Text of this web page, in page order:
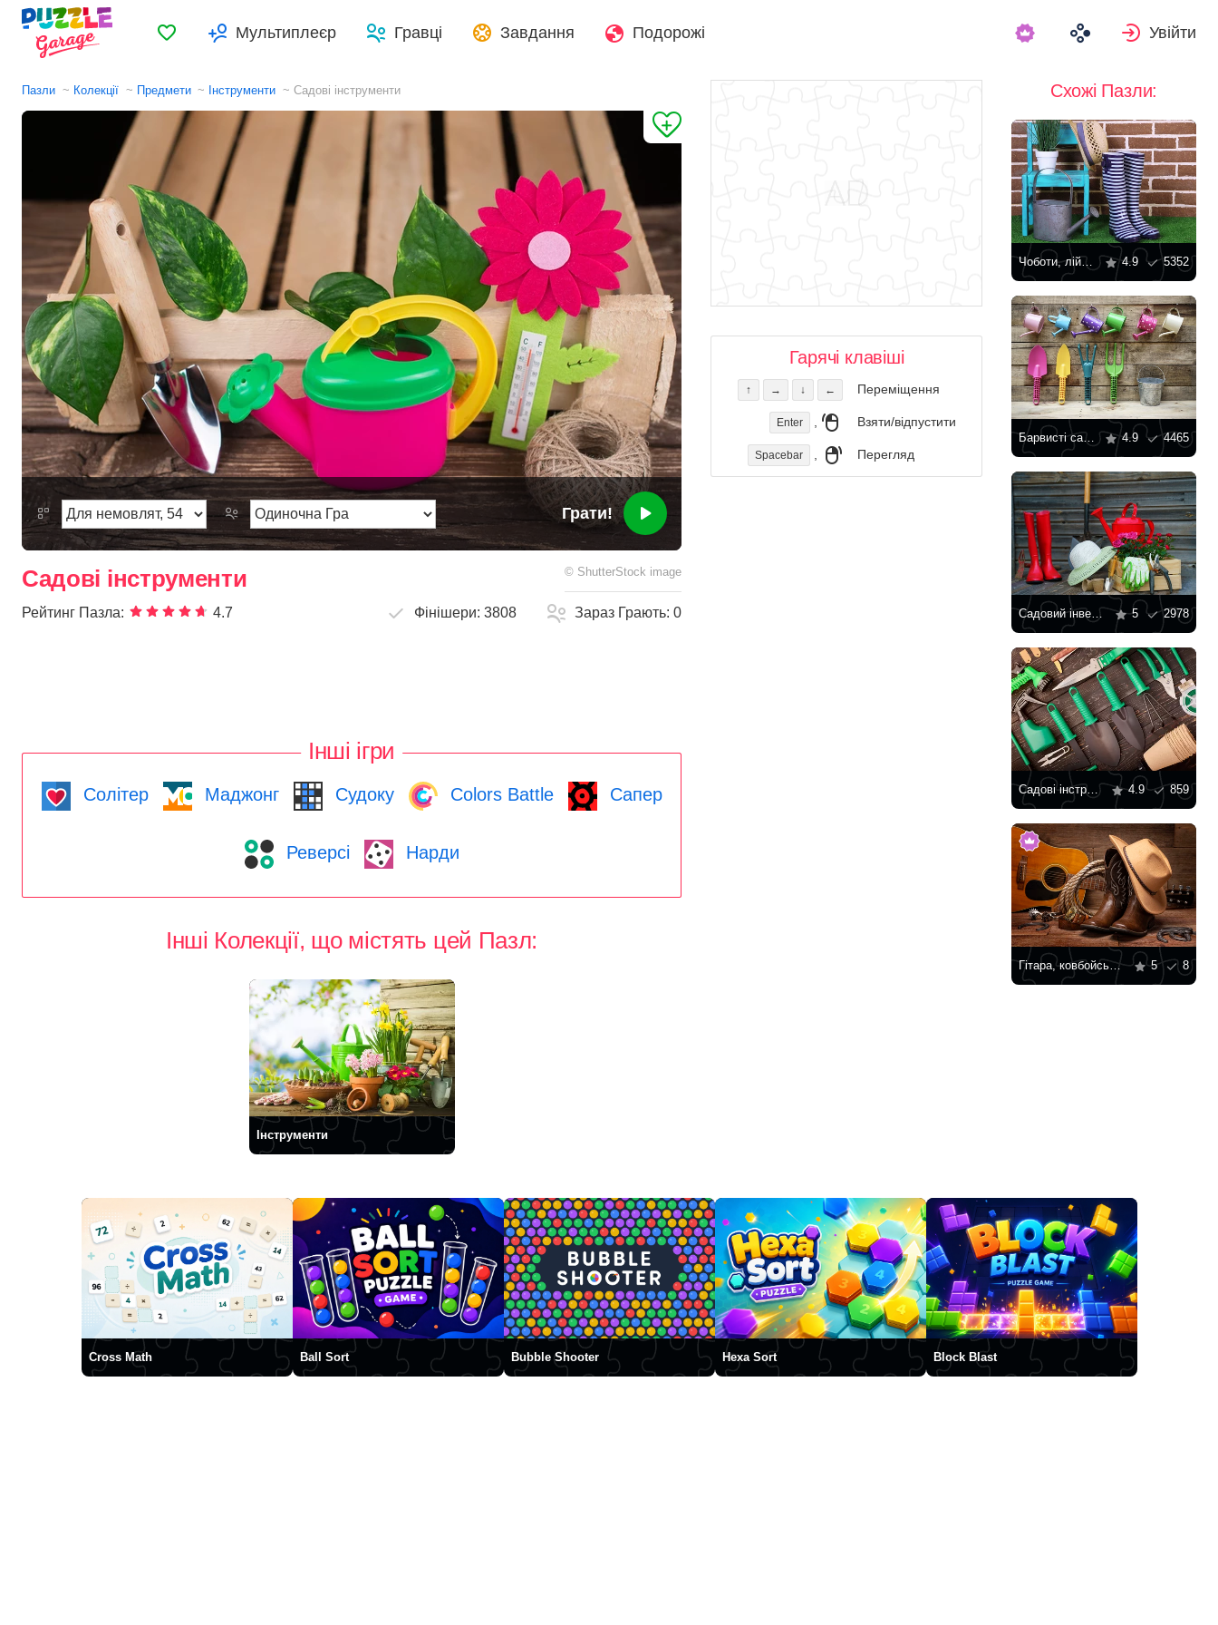
Обране Мультиплеєр Гравці Завдання Подорожі Увійти
Пазли Колекції Предмети Інструменти Садові інструменти
Грати!
Садові інструменти © ShutterStock image
Рейтинг Пазла: 4.7 Фінішери:3808 Зараз Грають:0
Інші ігри
Солітер Маджонг Судоку Colors Battle Сапер
Реверсі Нарди
Інші Колекції, що містять цей Пазл:
Інструменти
Гарячі клавіші
↑ → ↓ ← Переміщення
Enter , Взяти/відпустити
Spacebar , Перегляд
Схожі Пазли:
Чоботи, лійка та капелюх 4.9 5352
Барвисті садові інструменти 4.9 4465
Садовий інвентар 5 2978
Садові інструменти на дерев'яному тлі 4.9 859
Гітара, ковбойські чоботи і капелюх 5 8
Cross Math Ball Sort Bubble Shooter Hexa Sort Block Blast